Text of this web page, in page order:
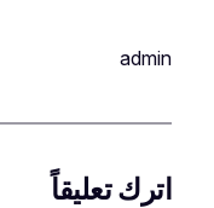
admin
اترك تعليقاً